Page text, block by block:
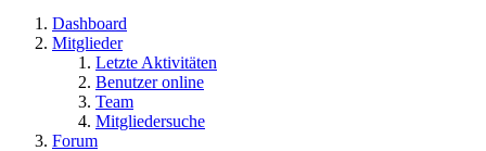
Dashboard
Mitglieder
Letzte Aktivitäten
Benutzer online
Team
Mitgliedersuche
Forum